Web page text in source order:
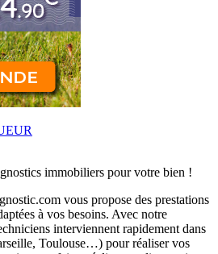
immobiliers pour votre bien !
vous propose des prestations
à vos besoins. Avec notre
interviennent rapidement dans
Toulouse…) pour réaliser vos